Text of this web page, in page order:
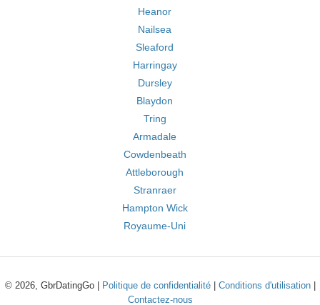
Heanor
Nailsea
Sleaford
Harringay
Dursley
Blaydon
Tring
Armadale
Cowdenbeath
Attleborough
Stranraer
Hampton Wick
Royaume-Uni
© 2026, GbrDatingGo | Politique de confidentialité| Conditions d'utilisation|
Contactez-nous